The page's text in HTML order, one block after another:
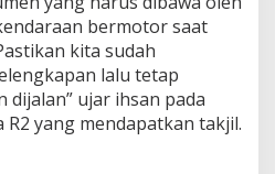
bermotor saat
kita sudah
lalu tetap
dijalan” ujar ihsan pada
yang mendapatkan takjil.